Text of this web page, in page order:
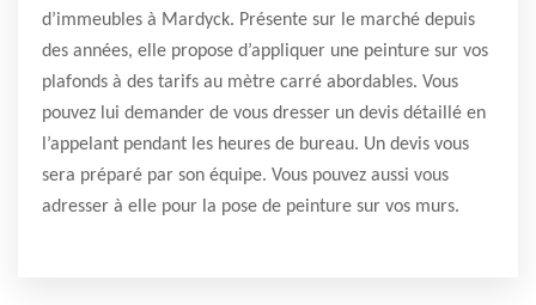
d’immeubles à Mardyck. Présente sur le marché depuis
des années, elle propose d’appliquer une peinture sur vos
plafonds à des tarifs au mètre carré abordables. Vous
pouvez lui demander de vous dresser un devis détaillé en
l’appelant pendant les heures de bureau. Un devis vous
sera préparé par son équipe. Vous pouvez aussi vous
adresser à elle pour la pose de peinture sur vos murs.